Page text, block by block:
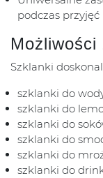
podczas przyjęć
Możliwości
Szklanki
szklanki do
szklanki do
szklanki do
szklanki do
szklanki do
szklanki do